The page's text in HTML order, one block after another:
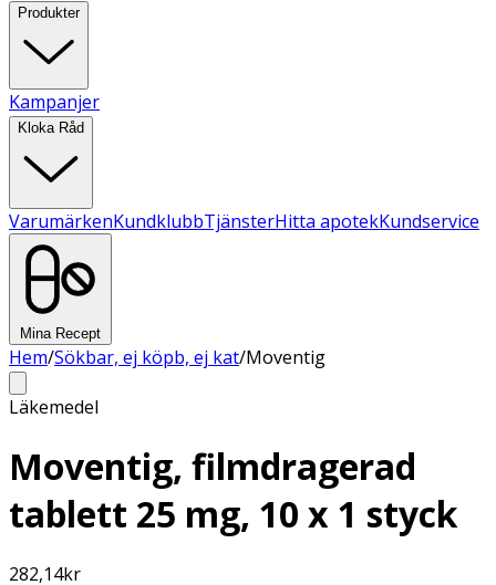
Produkter
Kampanjer
Kloka Råd
VarumärkenKundklubbTjänsterHitta apotekKundservice
Mina Recept
Hem/Sökbar, ej köpb, ej kat/Moventig
Läkemedel
Moventig, filmdragerad
tablett 25 mg, 10 x 1 styck
282,14kr